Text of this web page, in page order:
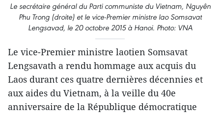
Le secrétaire général du Parti communiste du Vietnam, Nguyên
Phu Trong (droite) et le vice-Premier ministre lao Somsavat
Lengsavad, le 20 octobre 2015 à Hanoi. Photo: VNA
Le vice-Premier ministre laotien Somsavat
Lengsavath a rendu hommage aux acquis du
Laos durant ces quatre dernières décennies et
aux aides du Vietnam, à la veille du 40e
anniversaire de la République démocratique